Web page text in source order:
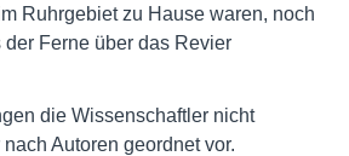
Ruhrgebiet zu Hause waren, noch
der Ferne über das Revier
die Wissenschaftler nicht
Autoren geordnet vor.